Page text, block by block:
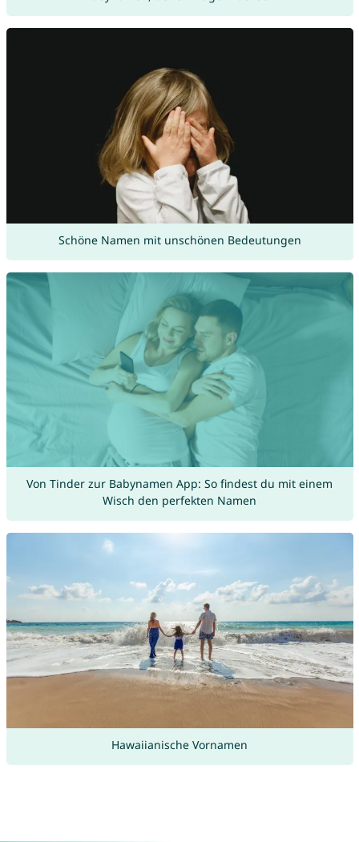
Schöne Namen mit unschönen Bedeutungen
Von Tinder zur Babynamen App: So findest du mit einem
Wisch den perfekten Namen
Hawaiianische Vornamen